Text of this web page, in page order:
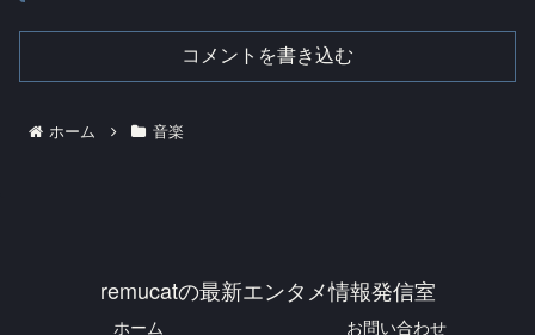
コメントを書き込む
ホーム 音楽
remucatの最新エンタメ情報発信室
ホーム
お問い合わせ